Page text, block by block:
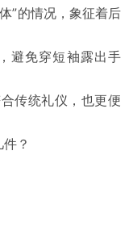
”的情况，象征着后
避免穿短袖露出手
传统礼仪，也更便